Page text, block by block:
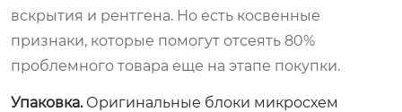
вскрытия и рентгена. Но есть косвенные
признаки, которые помогут отсеять 80%
проблемного товара еще на этапе покупки.
Упаковка.Оригинальные блоки микросхем